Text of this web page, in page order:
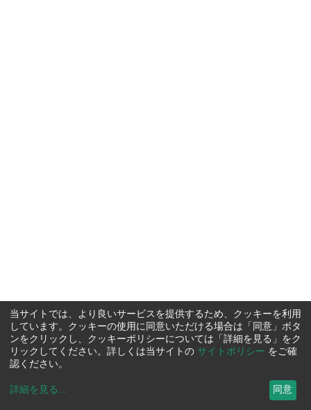
当サイトでは、より良いサービスを提供するため、クッキーを利用
しています。クッキーの使用に同意いただける場合は「同意」ボタ
ンをクリックし、クッキーポリシーについては「詳細を見る」をク
リックしてください。詳しくは当サイトの サイトポリシー をご確
認ください。
詳細を見る ... 同意